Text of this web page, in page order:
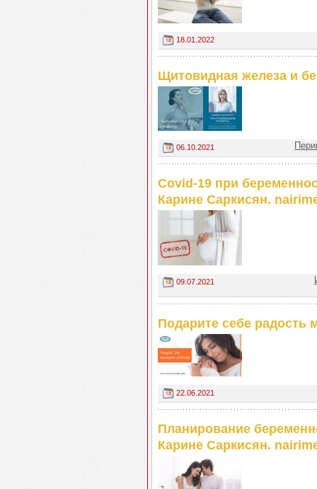
18.01.2022
Щитовидная железа и
06.10.2021
Covid-19 при
Карине Саркисян.
09.07.2021
Подарите себе радость
22.06.2021
Планирование
Карине Саркисян.